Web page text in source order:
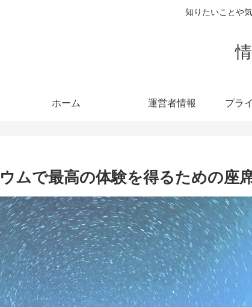
知りたいことや
ホーム 運営者情報
ムで最高の体験を得るための座